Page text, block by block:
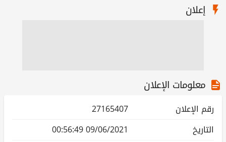
إعلان
معلومات الإعلان
رقم الإعلان
27165407
التاريخ
09/06/2021 00:56:49